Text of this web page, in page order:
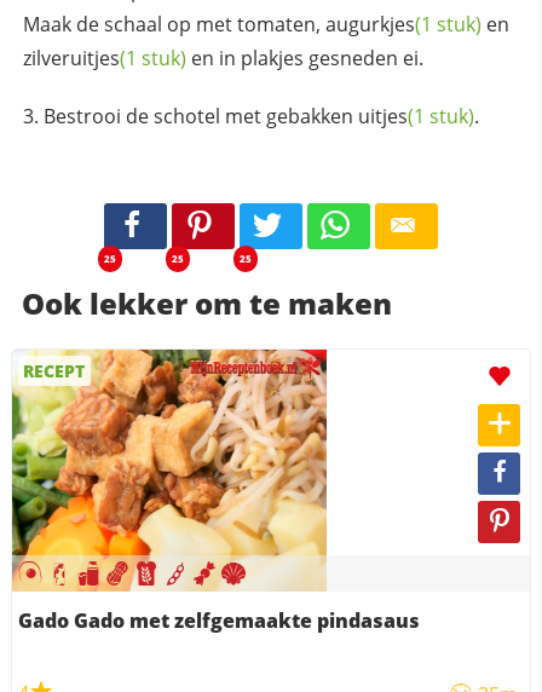
Maak de schaal op met tomaten, augurkjes(1 stuk) en
zilveruitjes(1 stuk) en in plakjes gesneden ei.
Bestrooi de schotel met gebakken uitjes(1 stuk).
25 25 25
Ook lekker om te maken
RECEPT
Gado Gado met zelfgemaakte pindasaus